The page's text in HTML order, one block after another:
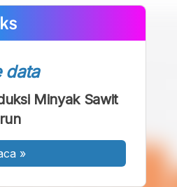
data
Minyak Sawit
»